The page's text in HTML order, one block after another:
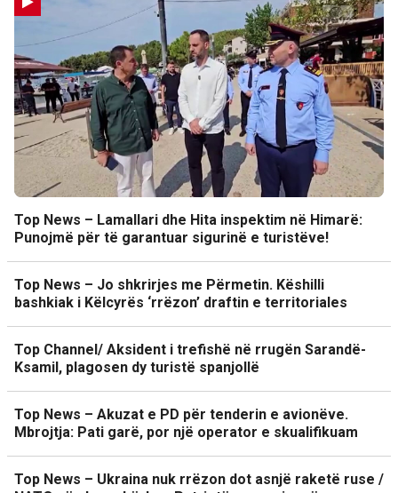
Top News – Lamallari dhe Hita inspektim në Himarë:
Punojmë për të garantuar sigurinë e turistëve!
Top News – Jo shkrirjes me Përmetin. Këshilli
bashkiak i Këlcyrës ‘rrëzon’ draftin e territoriales
Top Channel/ Aksident i trefishë në rrugën Sarandë-
Ksamil, plagosen dy turistë spanjollë
Top News – Akuzat e PD për tenderin e avionëve.
Mbrojtja: Pati garë, por një operator e skualifikuam
Top News – Ukraina nuk rrëzon dot asnjë raketë ruse /